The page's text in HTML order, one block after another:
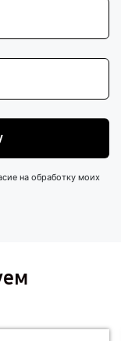
на обработку моих